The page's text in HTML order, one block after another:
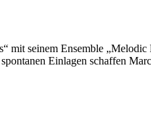
mit seinem Ensemble
Einlagen schaffen